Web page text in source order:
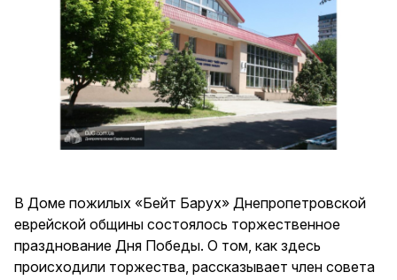
В Доме пожилых «Бейт Барух» Днепропетровской
еврейской общины состоялось торжественное
празднование Дня Победы. О том, как здесь
происходили торжества, рассказывает член совета